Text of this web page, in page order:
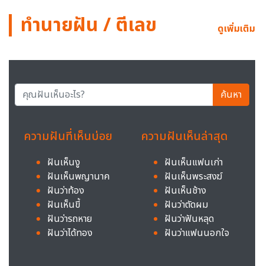
ทำนายฝัน / ตีเลข ดูเพิ่มเติม
ค้นหา
ความฝันที่เห็นบ่อย
ฝันเห็นงู
ฝันเห็นพญานาค
ฝันว่าท้อง
ฝันเห็นขี้
ฝันว่ารถหาย
ฝันว่าได้ทอง
ความฝันเห็นล่าสุด
ฝันเห็นแฟนเก่า
ฝันเห็นพระสงฆ์
ฝันเห็นช้าง
ฝันว่าตัดผม
ฝันว่าฟันหลุด
ฝันว่าแฟนนอกใจ